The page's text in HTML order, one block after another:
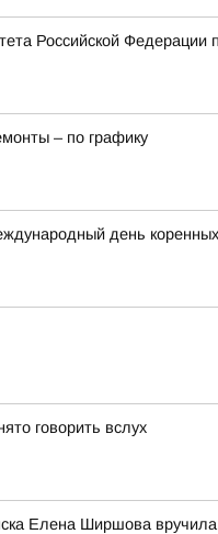
Российской
– по графику
день
говорить вслух
Елена Ширшова